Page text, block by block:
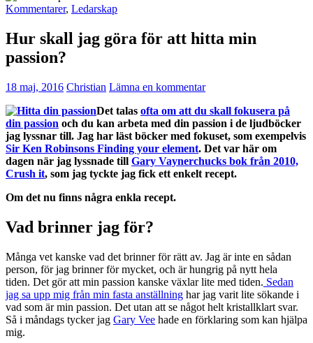
Kommentarer, Ledarskap
Hur skall jag göra för att hitta min
passion?
18 maj, 2016 Christian Lämna en kommentar
Det talas ofta om att du skall fokusera på
din passion och du kan arbeta med din passion i de ljudböcker
jag lyssnar till. Jag har läst böcker med fokuset, som exempelvis
Sir Ken Robinsons Finding your element. Det var här om
dagen när jag lyssnade till Gary Vaynerchucks bok från 2010,
Crush it, som jag tyckte jag fick ett enkelt recept.
Om det nu finns några enkla recept.
Vad brinner jag för?
Många vet kanske vad det brinner för rätt av. Jag är inte en sådan
person, för jag brinner för mycket, och är hungrig på nytt hela
tiden. Det gör att min passion kanske växlar lite med tiden. Sedan
jag sa upp mig från min fasta anställning har jag varit lite sökande i
vad som är min passion. Det utan att se något helt kristallklart svar.
Så i måndags tycker jag Gary Vee hade en förklaring som kan hjälpa
mig.